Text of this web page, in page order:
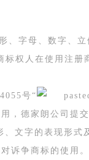
、字母、数字、
权人在使用注册
号“
，德家朗公司提
文字的表现形式
诉争商标的使用